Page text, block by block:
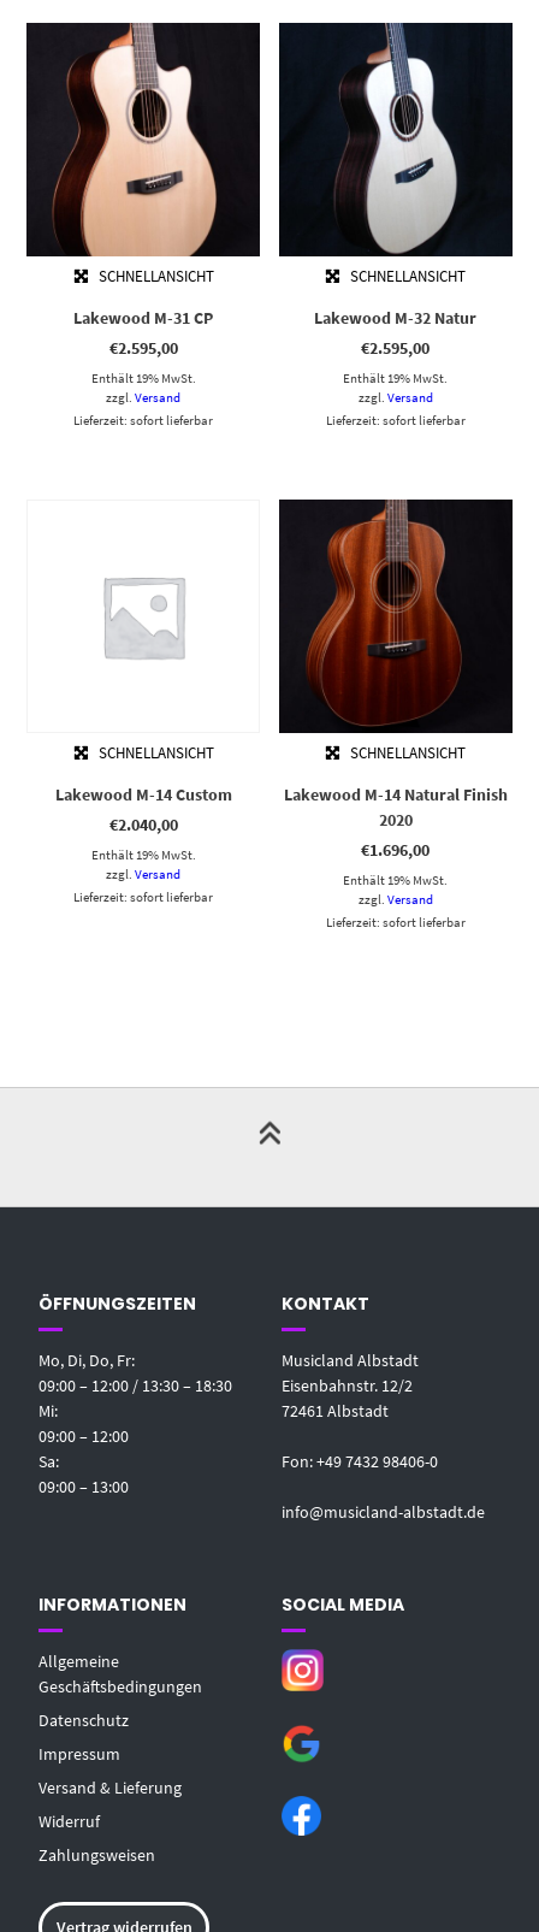
SCHNELLANSICHT
Lakewood M-31 CP
€2.595,00
Enthält 19% MwSt.
zzgl.Versand
Lieferzeit: sofort lieferbar
SCHNELLANSICHT
Lakewood M-32 Natur
€2.595,00
Enthält 19% MwSt.
zzgl. Versand
Lieferzeit: sofort lieferbar
SCHNELLANSICHT
Lakewood M-14 Custom
€2.040,00
Enthält 19% MwSt.
zzgl.Versand
Lieferzeit: sofort lieferbar
SCHNELLANSICHT
Lakewood M-14 Natural Finish
2020
€1.696,00
Enthält 19% MwSt.
zzgl. Versand
Lieferzeit: sofort lieferbar
ÖFFNUNGSZEITEN
Mo, Di, Do, Fr:
09:00 – 12:00 / 13:30 – 18:30
Mi:
09:00 – 12:00
Sa:
09:00 – 13:00
KONTAKT
Musicland Albstadt
Eisenbahnstr. 12/2
72461 Albstadt
Fon: +49 7432 98406-0
info@musicland-albstadt.de
INFORMATIONEN
Allgemeine
Geschäftsbedingungen
Datenschutz
Impressum
Versand & Lieferung
Widerruf
Zahlungsweisen
SOCIAL MEDIA
Vertrag widerrufen